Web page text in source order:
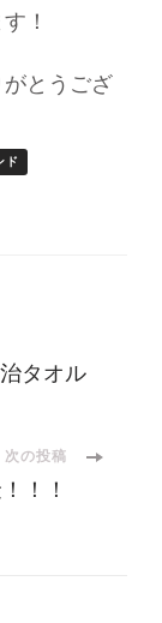
！
とうござ
ド
タオル
次の投稿
！！